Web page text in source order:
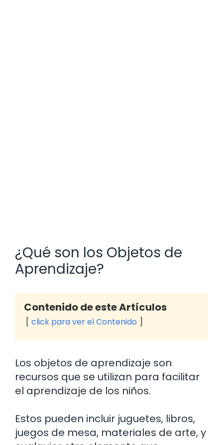
¿Qué son los Objetos de
Aprendizaje?
Contenido de este Artículos
click para ver el Contenido
Los objetos de aprendizaje son
recursos que se utilizan para facilitar
el aprendizaje de los niños.
Estos pueden incluir juguetes, libros,
juegos de mesa, materiales de arte, y